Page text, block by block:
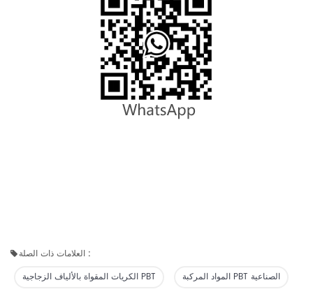
العلامات ذات الصلة :
الكريات المقواة بالألياف الزجاجية PBT
المواد المركبة PBT الصناعية